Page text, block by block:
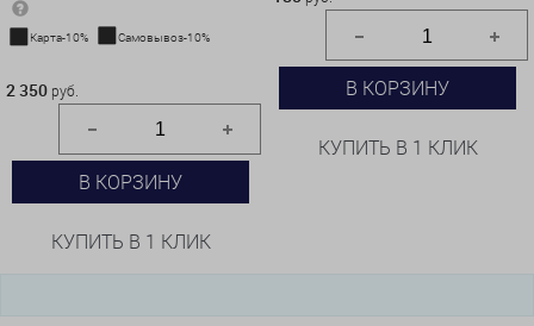
Карта-10% Самовывоз-10%
2 350 руб.
В КОРЗИНУ
КУПИТЬ В 1 КЛИК
В КОРЗИНУ
КУПИТЬ В 1 КЛИК